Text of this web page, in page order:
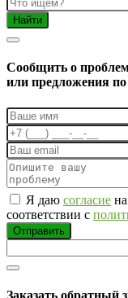
Найти
Cообщить о
или предложения по
Я даю согласие
соответствии с
Отправить
Заказать обратный